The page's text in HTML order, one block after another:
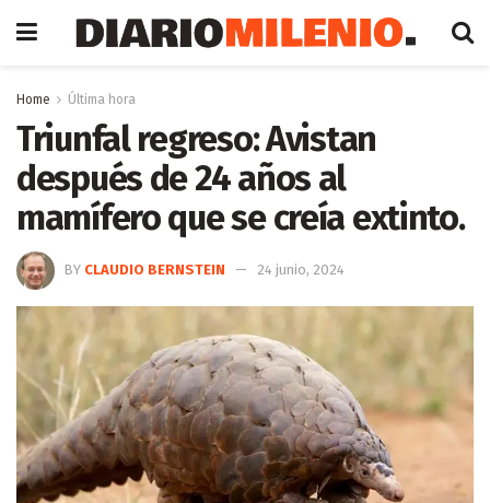
Home Última hora
Triunfal regreso: Avistan
después de 24 años al
mamífero que se creía extinto.
BY CLAUDIO BERNSTEIN 24 junio, 2024